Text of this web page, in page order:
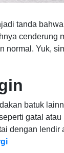
tanda bahwa
cenderung
normal. Yuk,
batuk
gatal atau
dengan lendir